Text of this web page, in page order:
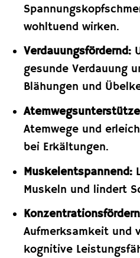
wohltuend wirken.
Verdauungsfördernd:
gesunde Verdauung
Blähungen und
Atemwege und
bei Erkältungen.
Muskelentspannend:
Muskeln und lindert
Aufmerksamkeit und
kognitive